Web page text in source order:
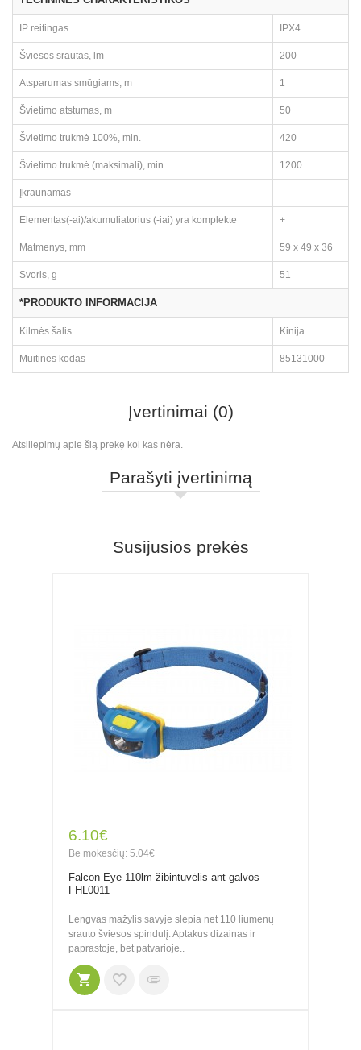
IP reitingas IPX4
Šviesos srautas, lm 200
Atsparumas smūgiams, m 1
Švietimo atstumas, m 50
Švietimo trukmė 100%, min. 420
Švietimo trukmė (maksimali), min. 1200
Įkraunamas -
Elementas(-ai)/akumuliatorius (-iai) yra komplekte +
Matmenys, mm 59 x 49 x 36
Svoris, g 51
*PRODUKTO INFORMACIJA
Kilmės šalis Kinija
Muitinės kodas 85131000
Įvertinimai (0)
Atsiliepimų apie šią prekę kol kas nėra.
Parašyti įvertinimą
Susijusios prekės
6.10€
Be mokesčių: 5.04€
Falcon Eye 110lm žibintuvėlis ant galvos
FHL0011
Lengvas mažylis savyje slepia net 110 liumenų
srauto šviesos spindulį. Aptakus dizainas ir
paprastoje, bet patvarioje..